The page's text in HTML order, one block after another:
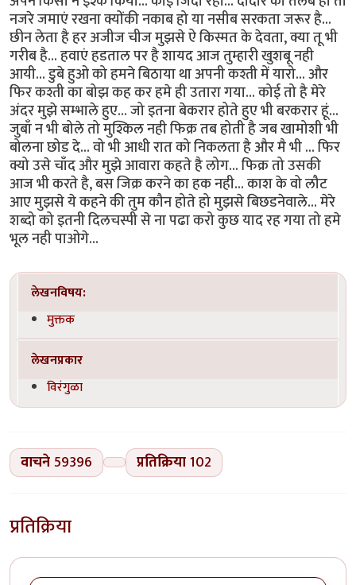
नजरे जमाएं रखना क्योंकी नकाब हो या नसीब सरकता जरूर है...
छीन लेता है हर अजीज चीज मुझसे ऐ किस्मत के देवता, क्या तू भी
गरीब है... हवाएं हडताल पर है शायद आज तुम्हारी खुशबू नही
आयी... डुबे हुओ को हमने बिठाया था अपनी कश्ती में यारो... और
फिर कश्ती का बोझ कह कर हमे ही उतारा गया... कोई तो है मेरे
अंदर मुझे सम्भाले हुए... जो इतना बेकरार होते हुए भी बरकरार हूं...
जुबाँ न भी बोले तो मुश्किल नही फिक्र तब होती है जब खामोशी भी
बोलना छोड दे... वो भी आधी रात को निकलता है और मै भी ... फिर
क्यो उसे चाँद और मुझे आवारा कहते है लोग... फिक्र तो उसकी
आज भी करते है, बस जिक्र करने का हक नही... काश के वो लौट
आए मुझसे ये कहने की तुम कौन होते हो मुझसे बिछडनेवाले... मेरे
शब्दो को इतनी दिलचस्पी से ना पढा करो कुछ याद रह गया तो हमे
भूल नही पाओगे...
लेखनविषय:
मुक्तक
लेखनप्रकार
विरंगुळा
वाचने59396 प्रतिक्रिया102
प्रतिक्रिया